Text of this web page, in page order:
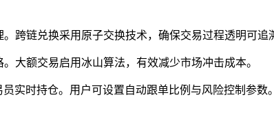
跨链兑换采用原子交换技术，确保交易过程透明可追
大额交易启用冰山算法，有效减少市场冲击成本。
实时持仓。用户可设置自动跟单比例与风险控制参数。